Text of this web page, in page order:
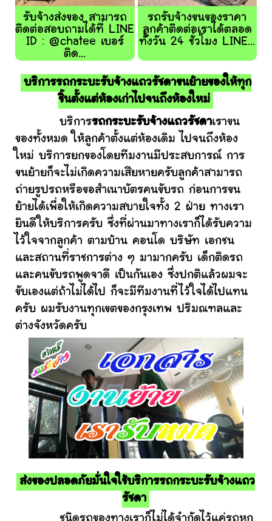
รับจ้างส่งของ สามารถ
ติดต่อสอบถามได้ที่ LINE
ID : @chatee เบอร์
ติด...
รถรับจ้างขนของราคา
ลูกค้าติดต่อเราได้ตลอด
ทั้งวัน 24 ชั่วโมง LINE...
บริการรถกระบะรับจ้างแถวรัชดาขนย้ายของให้ทุก
ชิ้นตั้งแต่ห้องเก่าไปจนถึงห้องใหม่
บริการรถกระบะรับจ้างแถวรัชดาเราขน
ของทั้งหมด ให้ลูกค้าตั้งแต่ห้องเดิม ไปจนถึงห้อง
ใหม่ บริการยกของโดยทีมงานมีประสบการณ์ การ
ขนย้ายก็จะไม่เกิดความเสียหายครับลูกค้าสามารถ
ถ่ายรูปรถหรือขอสำเนาบัตรคนขับรถ ก่อนการขน
ย้ายได้เพื่อให้เกิดความสบายใจทั้ง 2 ฝ่าย ทางเรา
ยินดีให้บริการครับ ซึ่งที่ผ่านมาทางเราก็ได้รับความ
ไว้ใจจากลูกค้า ตามบ้าน คอนโด บริษัท เอกชน
และสถานที่ราชการต่าง ๆ มามากครับ เด็กติดรถ
และคนขับรถพูดจาดี เป็นกันเอง ซึ่งปกติแล้วผมจะ
ขับเองแต่ถ้าไม่ได้ไป ก็จะมีทีมงานที่ไว้ใจได้ไปแทน
ครับ ผมรับงานทุกเขตของกรุงเทพ ปริมณฑลและ
ต่างจังหวัดครับ
ส่งของปลอดภัยมั่นใจใช้บริการรถกระบะรับจ้างแถว
รัชดา